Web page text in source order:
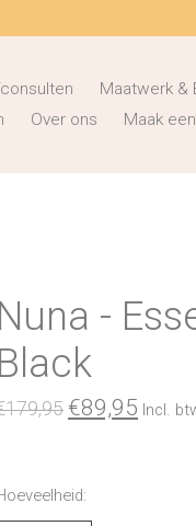
Maatwerk &
Over ons Maak
Nuna -
Black
€89,95 Incl.